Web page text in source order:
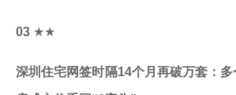
03 ★★
深圳住宅网签时隔14个月再破万套：